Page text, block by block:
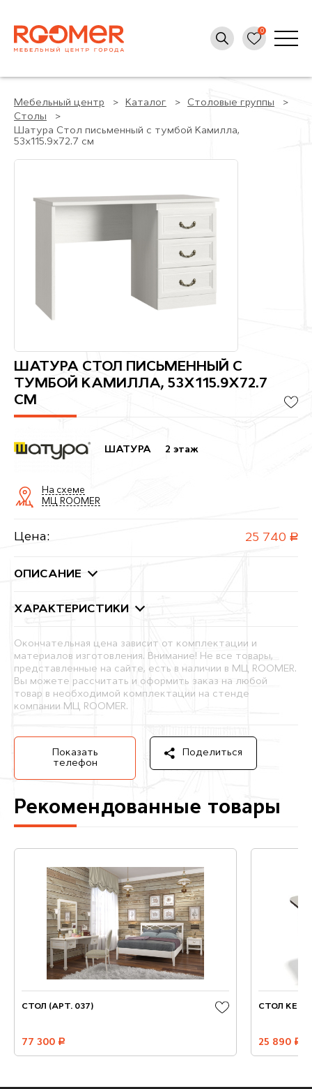
Мебельный центр Каталог
Столовые группы
Столы
Шатура Стол письменный с тумбой Камилла,
53x115.9x72.7 см
ШАТУРА СТОЛ ПИСЬМЕННЫЙ С
ТУМБОЙ КАМИЛЛА, 53X115.9X72.7
СМ
ШАТУРА 2 этаж
На схеме
МЦ ROOMER
Цена: 25 740 руб.
ОПИСАНИЕ
ХАРАКТЕРИСТИКИ
Окончательная цена зависит от комплектации и
материалов изготовления. Внимание! Не все товары,
представленные на сайте, есть в наличии в МЦ ROOMER.
Вы можете рассчитать и оформить заказ на любой
товар в необходимой комплектации на стенде
компании МЦ ROOMER.
Показать
телефон
Поделиться
Рекомендованные товары
СТОЛ (АРТ. 037)
77 300 руб.
СТОЛ
25 890 руб.